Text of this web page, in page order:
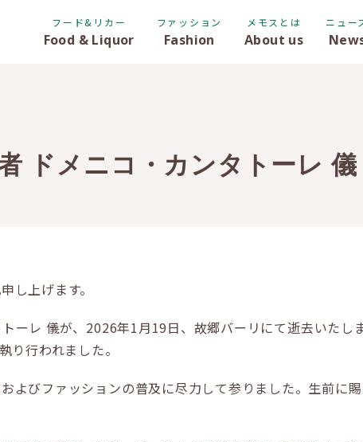
フード&リカー
Food & Liquor
ファッション
Fashion
メモスとは
About us
ニュー
ドメニコ・カンタトーレ
し上げます。
ーレ 儀が、2026年1月19日、故郷バーリにて逝去いたし
り行われました。
よびファッションの普及に尽力して参りました。生前に